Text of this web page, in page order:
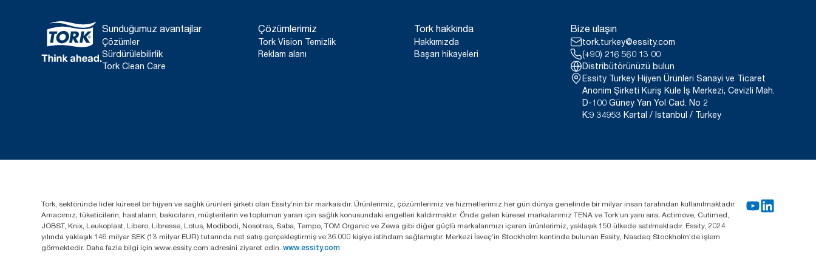
Sunduğumuz avantajlar
Çözümler
Sürdürülebilirlik
Tork Clean Care
Çözümlerimiz
Tork Vision Temizlik
Reklam alanı
Tork hakkında
Hakkımızda
Başarı hikayeleri
Bize ulaşın
tork.turkey@essity.com
(+90) 216 560 13 00
Distribütörünüzü bulun
Essity Turkey Hijyen Ürünleri Sanayi ve Ticaret
Anonim Şirketi Kuriş Kule İş Merkezi, Cevizli Mah.
D-100 Güney Yan Yol Cad. No 2
K:9 34953 Kartal / Istanbul / Turkey
Tork, sektöründe lider küresel bir hijyen ve sağlık ürünleri şirketi olan Essity’nin bir markasıdır. Ürünlerimiz, çözümlerimiz ve hizmetlerimiz her gün dünya genelinde bir milyar insan tarafından kullanılmaktadır.
Amacımız; tüketicilerin, hastaların, bakıcıların, müşterilerin ve toplumun yararı için sağlık konusundaki engelleri kaldırmaktır. Önde gelen küresel markalarımız TENA ve Tork’un yanı sıra; Actimove, Cutimed,
JOBST, Knix, Leukoplast, Libero, Libresse, Lotus, Modibodi, Nosotras, Saba, Tempo, TOM Organic ve Zewa gibi diğer güçlü markalarımızı içeren ürünlerimiz, yaklaşık 150 ülkede satılmaktadır. Essity, 2024
yılında yaklaşık 146 milyar SEK (13 milyar EUR) tutarında net satış gerçekleştirmiş ve 36.000 kişiye istihdam sağlamıştır. Merkezi İsveç’in Stockholm kentinde bulunan Essity, Nasdaq Stockholm’de işlem
görmektedir. Daha fazla bilgi için www.essity.com adresini ziyaret edin. www.essity.com